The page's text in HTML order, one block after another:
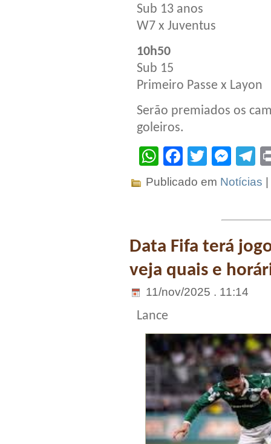
Sub 13 anos
W7 x Juventus
10h50
Sub 15
Primeiro Passe x Layon
Serão premiados os
goleiros.
WhatsApp
Facebook
Twitter
Publicado em Notícias |
Data Fifa terá
veja quais e
11/nov/2025 . 11:14
Lance